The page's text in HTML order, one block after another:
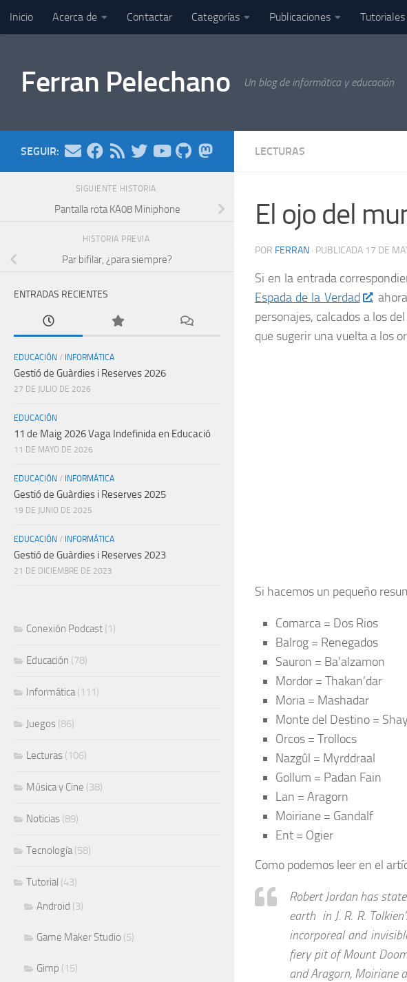
Saltar al contenido
Inicio Acerca de Contactar Categorías Publicaciones Tutoriales
Ferran Pelechano Un blog de informática y educación
LECTURAS
El ojo del
POR FERRAN · PUBLICADA 17 DE
Si en la entrada
Espada de la Verdad
,
personajes, calcados a los
que sugerir una vuelta a los
Si hacemos un pequeño
Comarca = Dos Rios
Balrog = Renegados
Sauron = Ba’alzamon
Mordor = Thakan’dar
Moria = Mashadar
Monte del Destino =
Orcos = Trollocs
Nazgûl = Myrddraal
Gollum = Padan Fain
Lan = Aragorn
Moiriane = Gandalf
Ent = Ogier
Como podemos leer en el
Robert Jordan has
earth in J. R. R.
incorporeal and
fiery pit of Mount
and Aragorn, Moiriane
SEGUIR:
SIGUIENTE HISTORIA
Pantalla rota KA08 Miniphone
HISTORIA PREVIA
Par bifilar, ¿para siempre?
ENTRADAS RECIENTES
EDUCACIÓN / INFORMÁTICA
Gestió de Guàrdies i Reserves 2026
27 DE JULIO DE 2026
EDUCACIÓN
11 de Maig 2026 Vaga Indefinida en Educació
11 DE MAYO DE 2026
EDUCACIÓN / INFORMÁTICA
Gestió de Guàrdies i Reserves 2025
19 DE JUNIO DE 2025
EDUCACIÓN / INFORMÁTICA
Gestió de Guàrdies i Reserves 2023
21 DE DICIEMBRE DE 2023
Conexión Podcast (1)
Educación (78)
Informática(111)
Juegos (86)
Lecturas (106)
Música y Cine (38)
Noticias (89)
Tecnología(58)
Tutorial (43)
Android (3)
Game Maker Studio (5)
Gimp (15)